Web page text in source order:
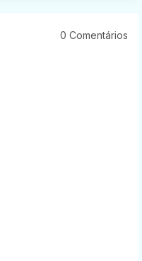
0 Comentários